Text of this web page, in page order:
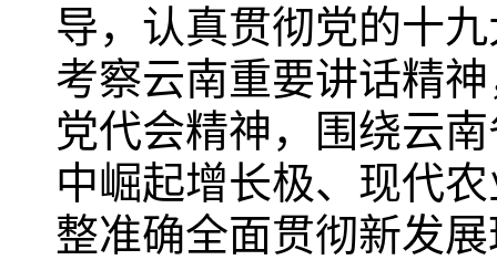
导，认真贯彻党的十
考察云南重要讲话精
党代会精神，围绕云
中崛起增长极、现代
整准确全面贯彻新发